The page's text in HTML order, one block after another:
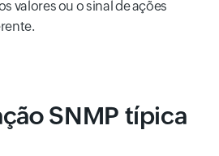
valores ou o sinal de ações
SNMP típica